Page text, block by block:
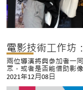
電影技術工作坊
兩位導演將與參加者一
眾，或者是否能借助影
2021年12月08日